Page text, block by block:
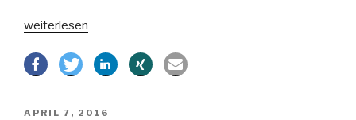
„Ökonomische
der
weiterlesen
VERÖFFENTLICHT
APRIL 7, 2016